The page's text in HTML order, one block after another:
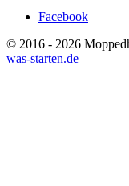
Facebook
© 2016 - 2026
was-starten.de